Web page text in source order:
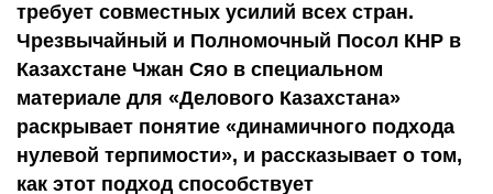
требует совместных усилий всех стран.
Чрезвычайный и Полномочный Посол КНР в
Казахстане Чжан Сяо в специальном
материале для «Делового Казахстана»
раскрывает понятие «динамичного подхода
нулевой терпимости», и рассказывает о том,
как этот подход способствует